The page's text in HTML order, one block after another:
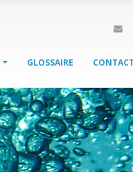
GLOSSAIRE CONTACT